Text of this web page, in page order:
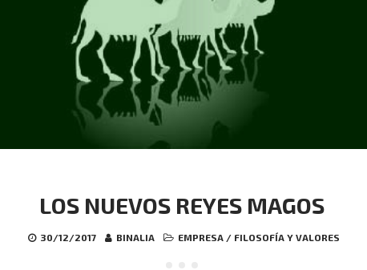
LOS NUEVOS REYES MAGOS
30/12/2017 BINALIA EMPRESA / FILOSOFÍA Y VALORES